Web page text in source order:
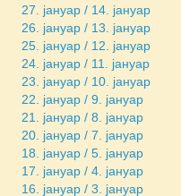
27. јануар / 14. јануар
26. јануар / 13. јануар
25. јануар / 12. јануар
24. јануар / 11. јануар
23. јануар / 10. јануар
22. јануар / 9. јануар
21. јануар / 8. јануар
20. јануар / 7. јануар
18. јануар / 5. јануар
17. јануар / 4. јануар
16. јануар / 3. јануар